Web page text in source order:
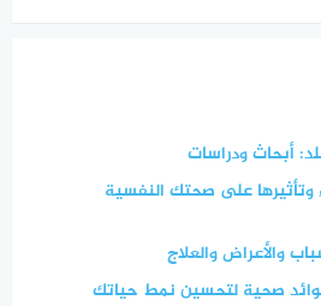
أبحاث ودراسات
وتأثيرها على صحتك النفسية
والأعراض والعلاج